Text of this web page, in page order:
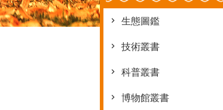
生態圖鑑
技術叢書
科普叢書
博物館叢書